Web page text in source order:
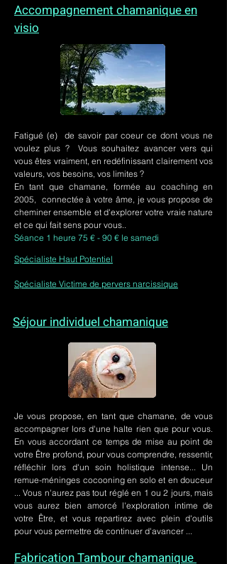
Accompagnement chamanique en
visio
Fatigué (e) de savoir par coeur ce dont vous ne
voulez plus ? Vous souhaitez avancer vers qui
vous êtes vraiment, en redéfinissant clairement vos
valeurs, vos besoins, vos limites ?
En tant que chamane, formée au coaching en
2005, connectée à votre âme, je vous propose de
cheminer ensemble et d'explorer votre vraie nature
et ce qui fait sens pour vous..
Séance 1 heure 75 € - 90 € le samedi
Spécialiste Haut Potentiel
Spécialiste Victime de pervers narcissique
Séjour individuel chamanique
Je vous propose, en tant que chamane, de vous
accompagner lors d'une halte rien que pour vous.
En vous accordant ce temps de mise au point de
votre Être profond, pour vous comprendre, ressentir,
réfléchir lors d'un soin holistique intense... Un
remue-méninges cocooning en solo et en douceur
... Vous n'aurez pas tout réglé en 1 ou 2 jours, mais
vous aurez bien amorcé l'exploration intime de
votre Être, et vous repartirez avec plein d'outils
pour vous permettre de continuer d'avancer ...
Fabrication Tambour chamanique